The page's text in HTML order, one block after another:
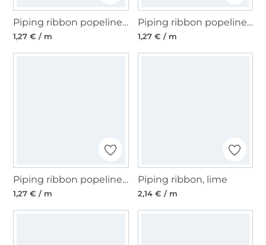
Piping ribbon popeline, oudroze
1,27 € / m
Piping ribbon popeline, gebroken wit
1,27 € / m
Piping ribbon popeline, white
1,27 € / m
Piping ribbon, lime
2,14 € / m